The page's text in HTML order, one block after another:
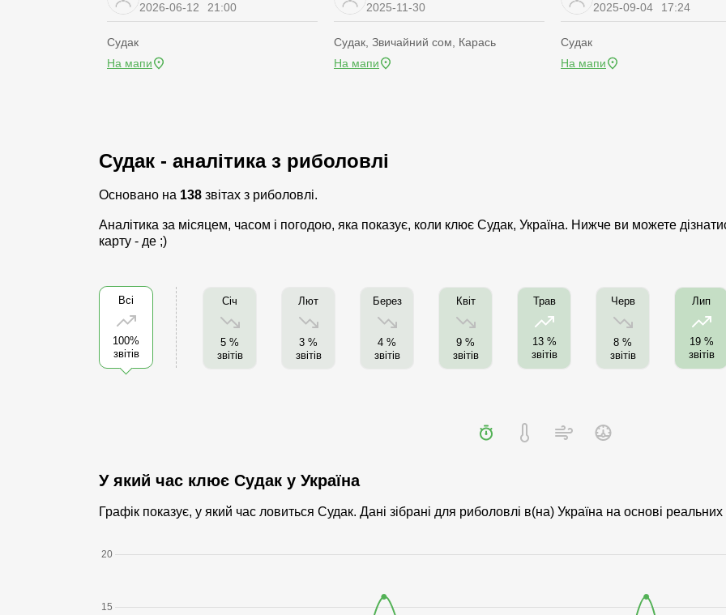
2026-06-12
21:00
Судак
На мапи
2025-11-30
Судак, Звичайний сом, Карась
На мапи
2025-09-04
17:24
Судак
На мапи
Судак - аналітика з риболовлі
Основано на 138 звітах з риболовлі.
Аналітика за місяцем, часом і погодою, яка показує, коли клює Судак, Україна. Нижче ви можете
карту - де ;)
Всі
100%
звітів
Січ
5 %
звітів
Лют
3 %
звітів
Берез
4 %
звітів
Квіт
9 %
звітів
Трав
13 %
звітів
Черв
8 %
звітів
Лип
19 %
звітів
У який час клює Судак у Україна
Графік показує, у який час ловиться Судак. Дані зібрані для риболовлі в(на) Україна на основі реальних